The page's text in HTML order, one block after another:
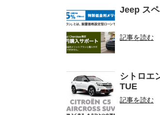
Jeep ス
記事を読む
シトロエ
TUE
記事を読む